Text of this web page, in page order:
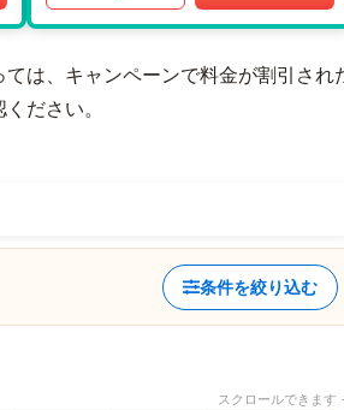
は、キャンペーンで料金が割引され
ださい。
条件を絞り込む
スクロールできま